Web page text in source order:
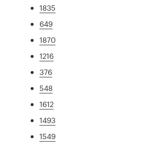
1835
649
1870
1216
376
548
1612
1493
1549